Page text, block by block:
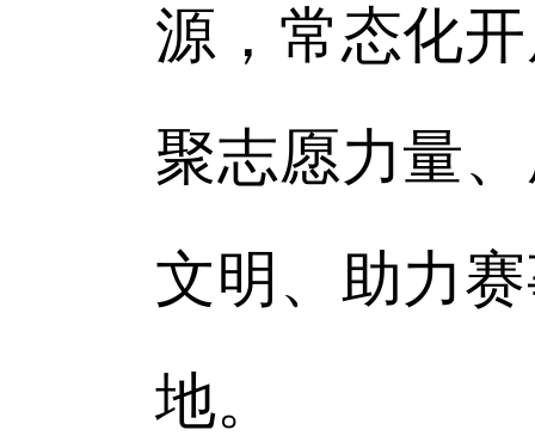
源，常态化
聚志愿力量
文明、助力
地。